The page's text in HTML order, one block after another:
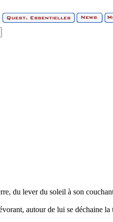
du lever du soleil à son
autour de lui se déchaine la